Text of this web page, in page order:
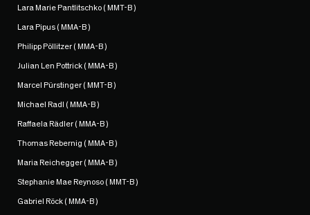
Lara Marie Pantlitschko ( MMT-B )
Lara Pipus ( MMA-B )
Philipp Pöllitzer ( MMA-B )
Julian Len Pottrick ( MMA-B )
Marcel Pürstinger ( MMT-B )
Michael Radl ( MMA-B )
Raffaela Rädler ( MMA-B )
Thomas Rebernig ( MMA-B )
Maria Reichegger ( MMA-B )
Stephanie Mae Reynoso ( MMT-B )
Gabriel Röck ( MMA-B )